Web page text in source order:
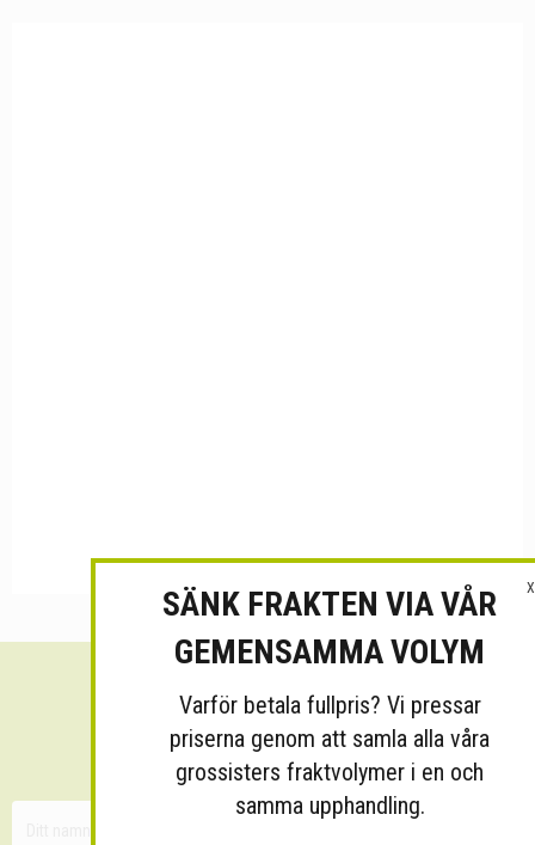
Sänk dina fraktkostnader!
30 minuters kostnadsfri konsultation
X
SÄNK FRAKTEN VIA VÅR
GEMENSAMMA VOLYM
Varför betala fullpris? Vi pressar
priserna genom att samla alla våra
grossisters fraktvolymer i en och
samma upphandling.